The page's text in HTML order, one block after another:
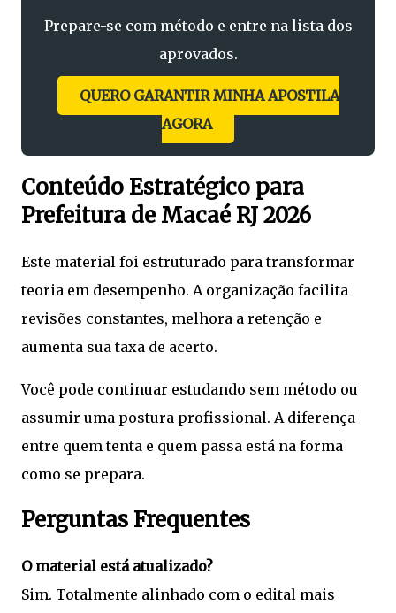
Prepare-se com método e entre na lista dos
aprovados.
QUERO GARANTIR MINHA APOSTILA
AGORA
Conteúdo Estratégico para
Prefeitura de Macaé RJ 2026
Este material foi estruturado para transformar
teoria em desempenho. A organização facilita
revisões constantes, melhora a retenção e
aumenta sua taxa de acerto.
Você pode continuar estudando sem método ou
assumir uma postura profissional. A diferença
entre quem tenta e quem passa está na forma
como se prepara.
Perguntas Frequentes
O material está atualizado?
Sim. Totalmente alinhado com o edital mais